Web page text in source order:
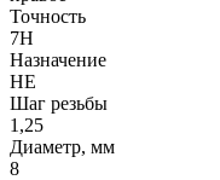
Точность
7H
Назначение
НЕ
Шаг резьбы
1,25
Диаметр, мм
8